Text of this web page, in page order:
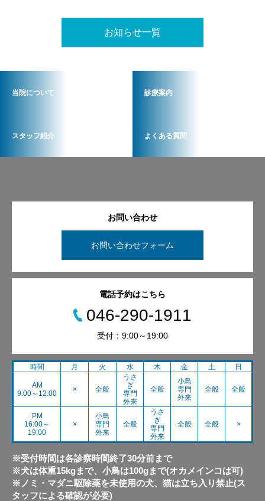
お知らせ一覧
当院について 診療案内
スタッフ紹介 よくある質問
お問い合わせ
お問い合わせフォーム
電話予約はこちら
046-290-1911
受付：9:00～19:00
時間 月 火 水 木 金 土 日
AM
9:00～12:00
× 全般
うさ
ぎ
専門
外来
全般
小鳥
専門
外来
全般 全般
PM
16:00～
19:00
×
小鳥
専門
外来
全般
うさ
ぎ
専門
外来
全般 全般 ×
※受付時間は各診察時間終了30分前まで
※犬は体重15kgまで、小鳥は100gまで(オカメインコは可)
※ノミ・マダニ駆除薬を未使用の犬、猫は立ち入り禁止(ス
タッフによる確認が必要)